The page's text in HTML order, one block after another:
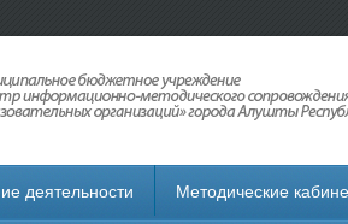
деятельности Методические